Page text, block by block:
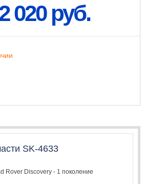
020 руб.
SK-4633
Rover Discovery - 1 поколение